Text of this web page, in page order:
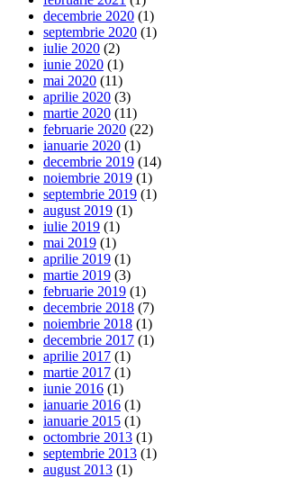
decembrie 2020 (1)
septembrie 2020 (1)
iulie 2020 (2)
iunie 2020 (1)
mai 2020 (11)
aprilie 2020 (3)
martie 2020 (11)
februarie 2020 (22)
ianuarie 2020 (1)
decembrie 2019 (14)
noiembrie 2019 (1)
septembrie 2019 (1)
august 2019 (1)
iulie 2019 (1)
mai 2019 (1)
aprilie 2019 (1)
martie 2019 (3)
februarie 2019 (1)
decembrie 2018 (7)
noiembrie 2018 (1)
decembrie 2017 (1)
aprilie 2017 (1)
martie 2017 (1)
iunie 2016 (1)
ianuarie 2016 (1)
ianuarie 2015 (1)
octombrie 2013 (1)
septembrie 2013 (1)
august 2013 (1)